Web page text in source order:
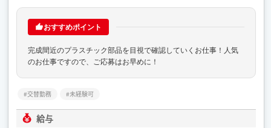
おすすめポイント
完成間近のプラスチック部品を目視で確認していくお仕事！人気
のお仕事ですので、ご応募はお早めに！
交替勤務 未経験可
給与